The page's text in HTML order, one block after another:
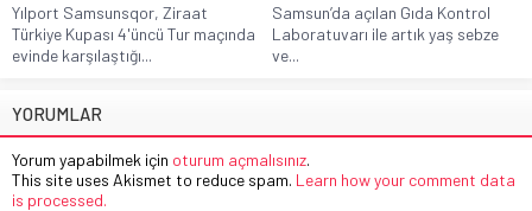
Yılport Samsunsqor, Ziraat
Türkiye Kupası 4'üncü Tur maçında
evinde karşılaştığı...
Samsun’da açılan Gıda Kontrol
Laboratuvarı ile artık yaş sebze
ve...
YORUMLAR
Yorum yapabilmek için oturum açmalısınız.
This site uses Akismet to reduce spam. Learn how your comment data
is processed.